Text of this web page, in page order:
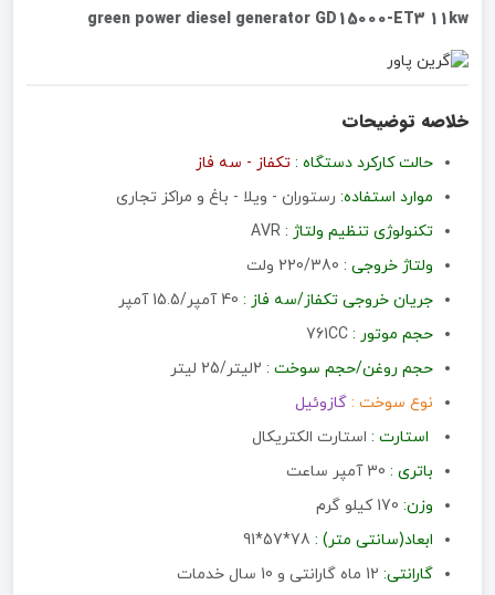
green power diesel generator GD15000-ET3 11kw
خلاصه توضیحات
حالت کارکرد دستگاه : تکفاز - سه فاز
موارد استفاده: رستوران - ویلا - باغ و مراکز تجاری
تکنولوژی تنظیم ولتاژ :
ولتاژ خروجی : 220/380 ولت
جریان خروجی تکفاز/سه فاز : 40 آمپر/15.5 آمپر
حجم موتور : 761CC
حجم روغن/حجم سوخت : 2لیتر/25 لیتر
نوع سوخت : گازوئیل
استارت : استارت الکتریکال
باتری :
وزن: 170 کیلو گرم
ابعاد(سانتی متر) :
گارانتی: 12 ماه گارانتی و 10 سال خدمات